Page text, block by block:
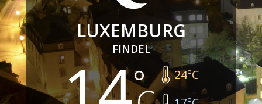
LUXEMBURG
FINDEL
24°C